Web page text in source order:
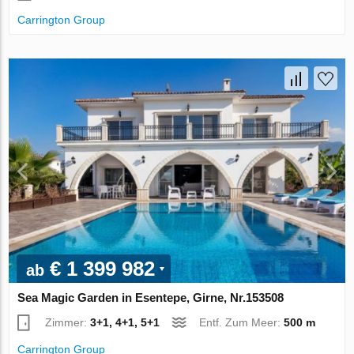
Carrington Group
ab € 1 399 982
Sea Magic Garden in Esentepe, Girne, Nr.153508
Zimmer:3+1, 4+1, 5+1 Entf. Zum Meer:500 m
Carrington Group